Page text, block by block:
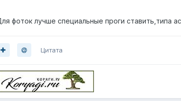
фоток лучше специальные проги ставить,типа
Цитата